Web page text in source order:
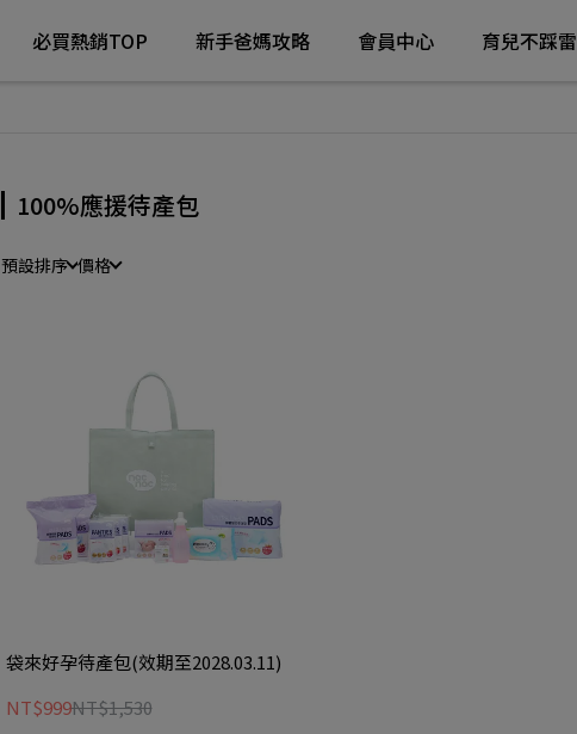
必買熱銷TOP 新手爸媽攻略 會員中心 育兒不踩雷
100%應援待產包
預設排序 價格
袋來好孕待產包(效期至2028.03.11)
NT$999NT$1,530